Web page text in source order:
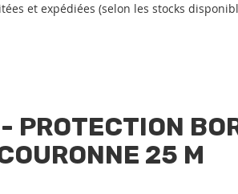
et expédiées (selon les stocks
25 M